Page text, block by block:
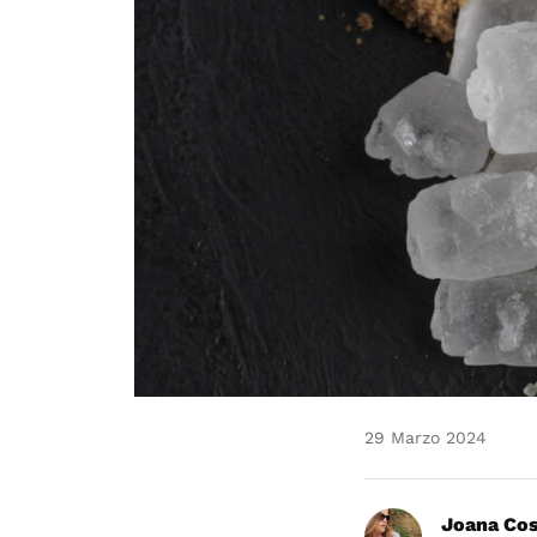
29 Marzo 2024
Joana